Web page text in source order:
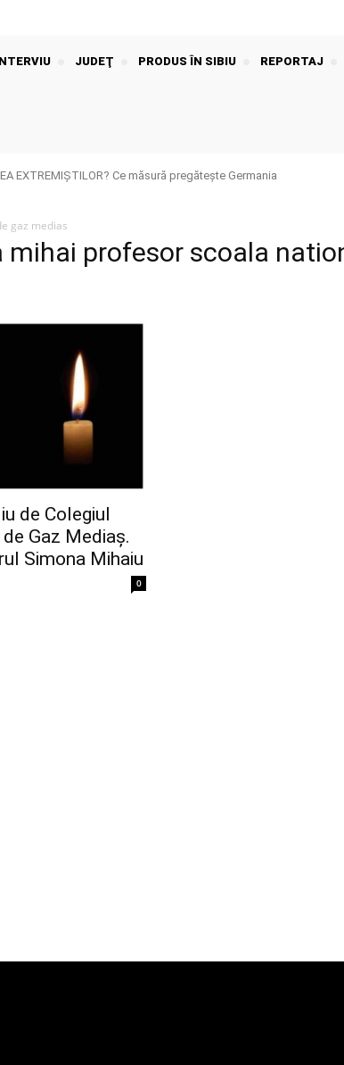
JUDEŢ PRODUS ÎN SIBIU REPORTAJ
EXTREMIȘTILOR? Ce măsură pregătește Germania
gaz medias
mihai profesor scoala
de Colegiul
Gaz Mediaș.
Simona Mihaiu
0